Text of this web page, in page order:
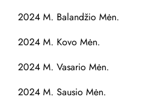
2024 M. Balandžio Mėn.
2024 M. Kovo Mėn.
2024 M. Vasario Mėn.
2024 M. Sausio Mėn.